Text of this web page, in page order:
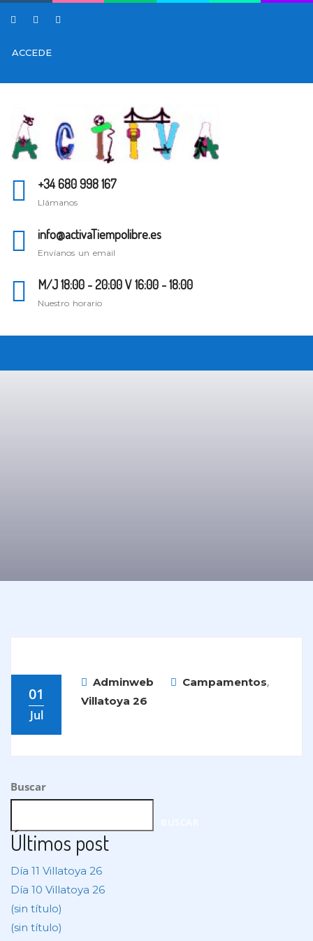
ACCEDE
+34 680 998 167
Llámanos
info@activaTiempolibre.es
Envíanos un email
M/J 18:00 - 20:00 V 16:00 - 18:00
Nuestro horario
01
Jul
Adminweb Campamentos,
Villatoya 26
Buscar
Últimos post
Día 11 Villatoya 26
Día 10 Villatoya 26
(sin título)
(sin título)